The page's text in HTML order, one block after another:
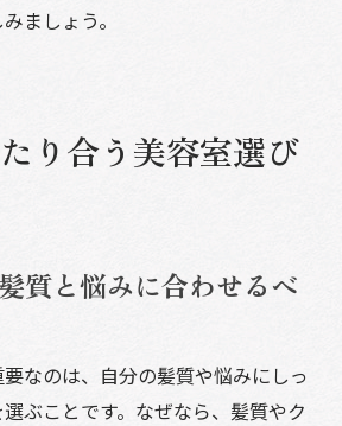
ましょう。
り合う美容室選び
質と悩みに合わせるべ
なのは、自分の髪質や悩みにしっ
ぶことです。なぜなら、髪質やク